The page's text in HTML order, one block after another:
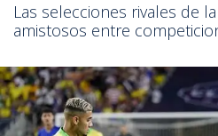
Las selecciones rivales de
amistosos entre